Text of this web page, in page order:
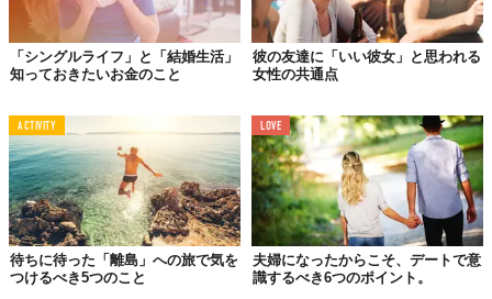
親から独立してひとり暮らしを始めたり、彼女ができたりして一
見独立しているように見えても、母親依存の関係を解消できない
が、着ている服がややダサい印象です。比較的、高学歴で人気の
職業に就いていますが、優柔不断で、決断するのは苦手。交際
後、早い段階で女性を実家に連れて行き母親に彼女を紹介しま
す。
彼らの結婚に対するスタンスは、「釣った魚に、ママからもらっ
た餌をやる」。結婚後も実家の近くに住み、母親がせっせと運ぶ
生活用品、食料品などの恩恵を受けています。
「シングルライフ」と「結婚生活」
知っておきたいお金のこと
彼の友達に「いい彼女」と思われる
女性の共通点
ACTIVITY
待ちに待った「離島」への旅で気を
つけるべき5つのこと
LOVE
夫婦になったからこそ、デートで意
識するべき6つのポイント。